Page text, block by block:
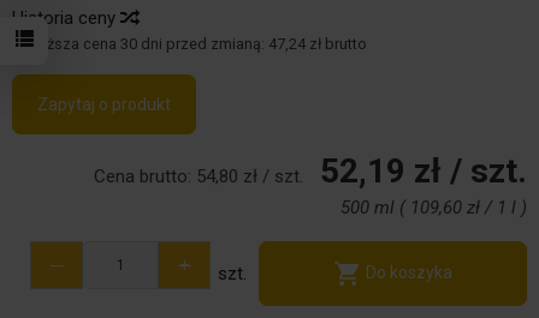
Historia ceny
Najniższa cena 30 dni przed zmianą: 47,24 zł brutto
Zapytaj o produkt
Cena brutto: 54,80 zł / szt. 52,19 zł / szt.
500 ml ( 109,60 zł / 1 l )
- + szt. Do koszyka